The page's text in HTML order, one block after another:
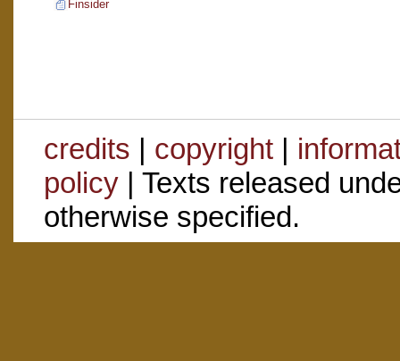
Finsider
credits | copyright|
policy| Texts released
otherwise specified.